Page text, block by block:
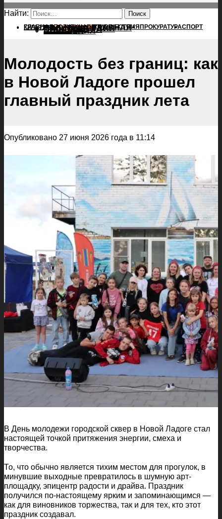
Найти:
ГЛАВНАЯПОЛИТИКАПРОИСШЕСТВИЯ ПРОКУРАТУРАСПОРТ
КУЛЬТУРАПОСЕЛЕНИЯГЛАВНАЯ
ПОЛИТИКА
ПРОИСШЕСТВИЯ
ПРОКУРАТУРА
СПОРТ
КУЛЬТУРА
ПОСЕЛЕНИЯ
Молодость без границ: как
в Новой Ладоге прошел
главный праздник лета
Опубликовано 27 июня 2026 года в 11:14
В День молодежи городской сквер в Новой Ладоге стал
настоящей точкой притяжения энергии, смеха и
творчества.
То, что обычно является тихим местом для прогулок, в
минувшие выходные превратилось в шумную арт-
площадку, эпицентр радости и драйва. Праздник
получился по-настоящему ярким и запоминающимся —
как для виновников торжества, так и для тех, кто этот
праздник создавал.